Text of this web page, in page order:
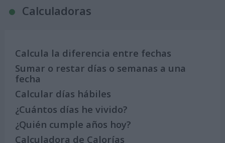
Calculadoras
Calcula la diferencia entre fechas
Sumar o restar días o semanas a una
fecha
Calcular días hábiles
¿Cuántos días he vivido?
¿Quién cumple años hoy?
Calculadora de Calorías